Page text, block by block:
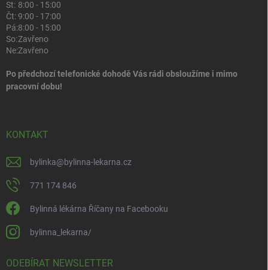
St: 8:00 - 15:00
Čt:9:00 - 17:00
Pá:8:00 - 15:00
So:Zavřeno
Ne:Zavřeno
Po předchozí telefonické dohodě Vás rádi obsloužíme i mimo
pracovní dobu!
KONTAKT
bylinka@bylinna-lekarna.cz
771 174 846
Bylinná lékárna Říčany na Facebooku
bylinna_lekarna/
ODEBÍRAT NEWSLETTER